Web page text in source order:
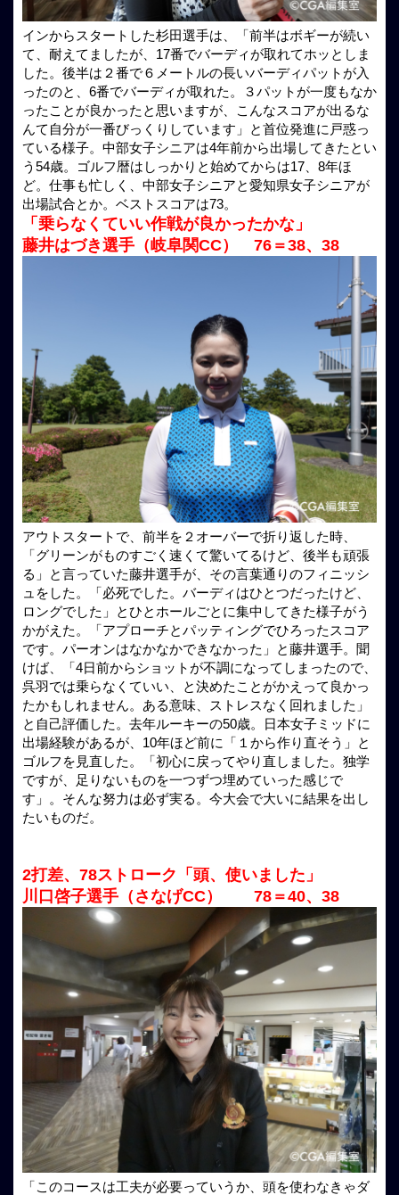
インからスタートした杉田選手は、「前半はボギーが続い
て、耐えてましたが、17番でバーディが取れてホッとしま
した。後半は２番で６メートルの長いバーディパットが入
ったのと、6番でバーディが取れた。３パットが一度もなか
ったことが良かったと思いますが、こんなスコアが出るな
んて自分が一番びっくりしています」と首位発進に戸惑っ
ている様子。中部女子シニアは4年前から出場してきたとい
う54歳。ゴルフ暦はしっかりと始めてからは17、8年ほ
ど。仕事も忙しく、中部女子シニアと愛知県女子シニアが
出場試合とか。ベストスコアは73。
「乗らなくていい作戦が良かったかな」
藤井はづき選手（岐阜関CC） 76＝38、38
アウトスタートで、前半を２オーバーで折り返した時、
「グリーンがものすごく速くて驚いてるけど、後半も頑張
る」と言っていた藤井選手が、その言葉通りのフィニッシ
ュをした。「必死でした。バーディはひとつだったけど、
ロングでした」とひとホールごとに集中してきた様子がう
かがえた。「アプローチとパッティングでひろったスコア
です。パーオンはなかなかできなかった」と藤井選手。聞
けば、「4日前からショットが不調になってしまったので、
呉羽では乗らなくていい、と決めたことがかえって良かっ
たかもしれません。ある意味、ストレスなく回れました」
と自己評価した。去年ルーキーの50歳。日本女子ミッドに
出場経験があるが、10年ほど前に「１から作り直そう」と
ゴルフを見直した。「初心に戻ってやり直しました。独学
ですが、足りないものを一つずつ埋めていった感じで
す」。そんな努力は必ず実る。今大会で大いに結果を出し
たいものだ。
2打差、78ストローク「頭、使いました」
川口啓子選手（さなげCC） 78＝40、38
「このコースは工夫が必要っていうか、頭を使わなきゃダ